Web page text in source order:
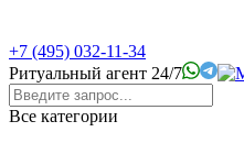
+7 (495) 032-11-34
Ритуальный агент 24/7
Все категории